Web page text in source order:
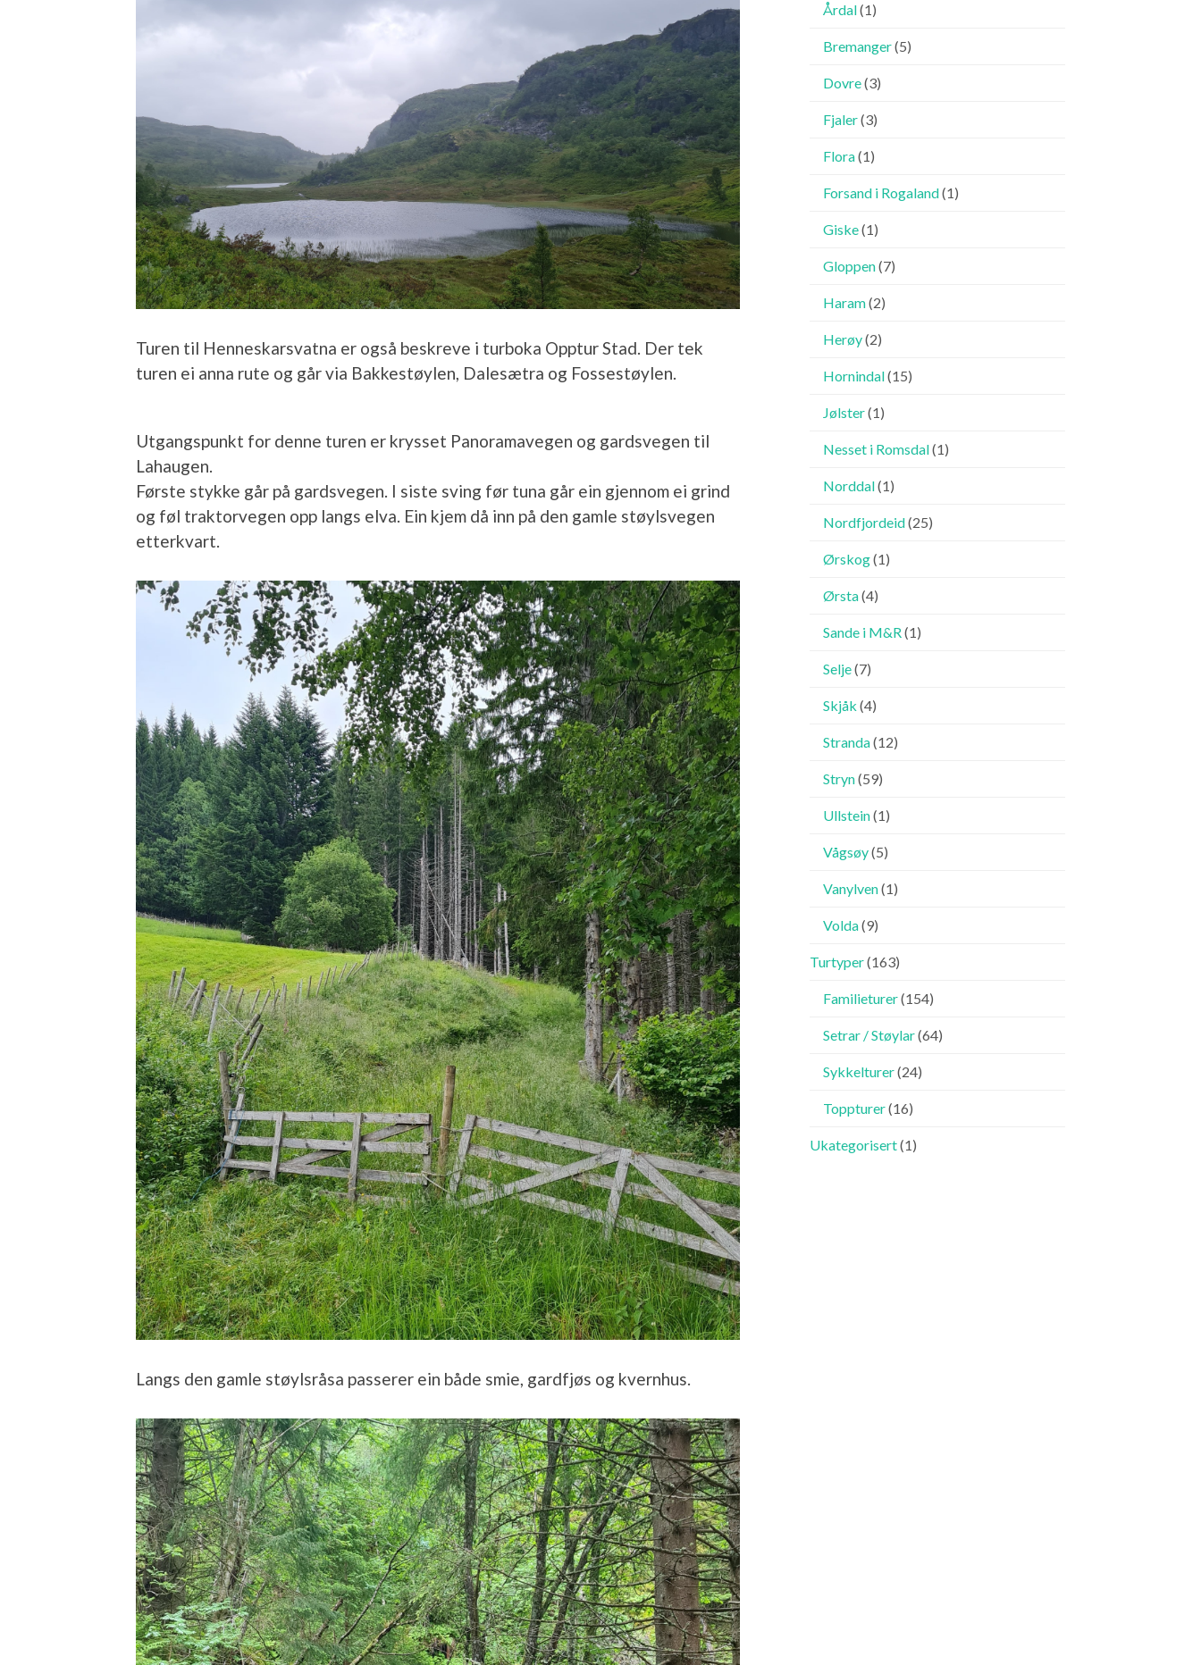
Turen til Henneskarsvatna er også beskreve i turboka Opptur Stad. Der tek
turen ei anna rute og går via Bakkestøylen, Dalesætra og Fossestøylen.
Utgangspunkt for denne turen er krysset Panoramavegen og gardsvegen til
Lahaugen.
Første stykke går på gardsvegen. I siste sving før tuna går ein gjennom ei grind
og føl traktorvegen opp langs elva. Ein kjem då inn på den gamle støylsvegen
etterkvart.
Langs den gamle støylsråsa passerer ein både smie, gardfjøs og kvernhus.
Årdal(1)
Bremanger(5)
Dovre(3)
Fjaler(3)
Flora(1)
Forsand i Rogaland(1)
Giske(1)
Gloppen(7)
Haram(2)
Herøy(2)
Hornindal(15)
Jølster(1)
Nesset i Romsdal(1)
Norddal(1)
Nordfjordeid(25)
Ørskog(1)
Ørsta(4)
Sande i M&R(1)
Selje(7)
Skjåk (4)
Stranda(12)
Stryn(59)
Ullstein(1)
Vågsøy(5)
Vanylven(1)
Volda(9)
Turtyper(163)
Familieturer(154)
Setrar / Støylar(64)
Sykkelturer(24)
Toppturer(16)
Ukategorisert(1)